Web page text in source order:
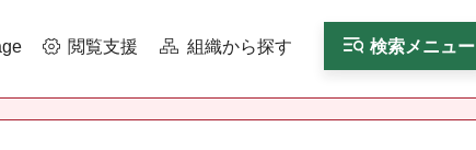
閲覧支援 組織から探す 検索メニュー